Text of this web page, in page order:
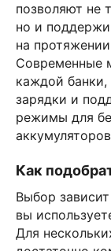
позволяют не
но и
на
Современные
каждой
зарядки и
режимы для
Как
Выбор
вы
Для